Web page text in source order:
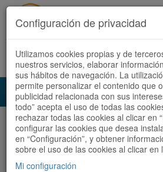
Acceder Registrate ahora
Audioruta Todas las rutas
Todas las rutas
Configuración de privacidad
Utilizamos cookies propias y de
nuestros servicios, elaborar
sus hábitos de navegación. La
permite personalizar el contenido que
publicidad relacionada con sus
todo” acepta el uso de todas las
rechazar todas las cookies al clicar en
configurar las cookies que desea
en “Configuración”, y obtener
sobre el uso de las cookies al clicar en
Mi configuración